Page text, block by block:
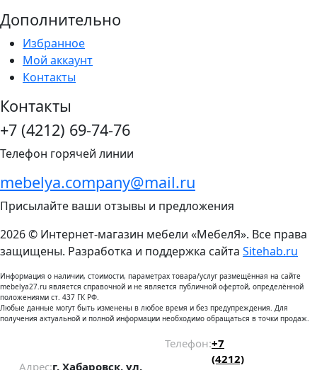
Дополнительно
Избранное
Мой аккаунт
Контакты
Контакты
+7 (4212) 69-74-76
Телефон горячей линии
mebelya.company@mail.ru
Присылайте ваши отзывы и предложения
2026 © Интернет-магазин мебели «МебелЯ». Все права
защищены. Разработка и поддержка сайта Sitehab.ru
Информация о наличии, стоимости, параметрах товара/услуг размещённая на сайте
mebelya27.ru является справочной и не является публичной офертой, определённой
положениями ст. 437 ГК РФ.
Любые данные могут быть изменены в любое время и без предупреждения. Для
получения актуальной и полной информации необходимо обращаться в точки продаж.
Адрес:г. Хабаровск, ул.
Телефон:+7
(4212)